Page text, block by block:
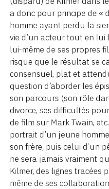
a donc pour principe de «
homme ayant perdu la
vie d’un acteur tout en
lui-même de ses propres
risque que le résultat se
consensuel, plat et
question d’aborder les
son parcours (son rôle
divorce, ses difficultés
de film sur Mark Twain,
portrait d’un jeune
son frère, puis celui d’un
ne sera jamais vraiment
Kilmer, des lignes tracées
même de ses